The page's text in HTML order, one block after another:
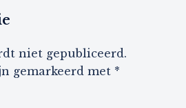
niet gepubliceerd.
gemarkeerd met *